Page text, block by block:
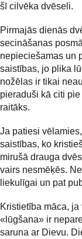
šī cilvēka dvēseli.
Pirmajās dienās
secināšanas
nepieciešamas un
saistības, jo plika
nožēlas ir tikai
pieraduši kā citi
raitāks.
Ja patiesi
saistības, ko
mirušā drauga
vairs nesmēķēs.
liekulīgai un pat
Kristietība māca,
«lūgšana» ir
saruna ar Dievu.